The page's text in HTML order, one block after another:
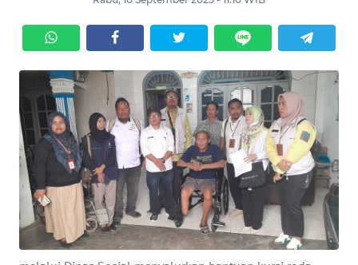
SERBI
OPINI
Informasi
INDEKS
BERITA
KONTAK
KAMI
INFO